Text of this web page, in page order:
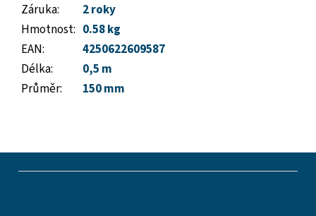
Záruka:
2 roky
Hmotnost: 0.58 kg
EAN:
4250622609587
Délka:
0,5 m
Průměr: 150 mm